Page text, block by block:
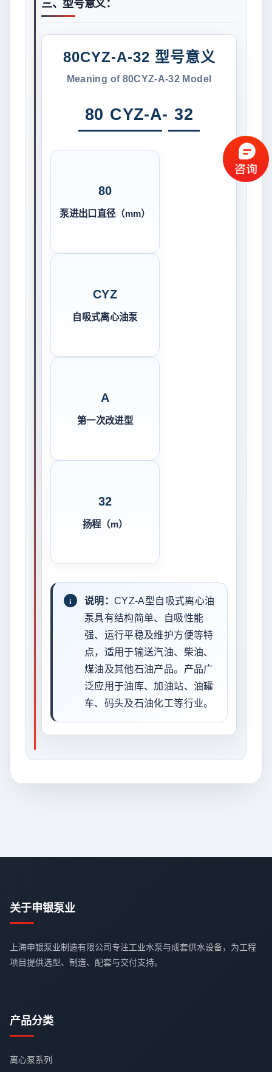
三、型号意义：
80CYZ-A-32 型号意义
Meaning of 80CYZ-A-32 Model
80 CYZ-A- 32
80
泵进出口直径（mm）
CYZ
自吸式离心油泵
A
第一次改进型
32
扬程（m）
说明：CYZ-A型自吸式离心油
泵具有结构简单、自吸性能
强、运行平稳及维护方便等特
点，适用于输送汽油、柴油、
煤油及其他石油产品。产品广
泛应用于油库、加油站、油罐
车、码头及石油化工等行业。
关于申银泵业
上海申银泵业制造有限公司专注工业水泵与成套供水设备，为工程
项目提供选型、制造、配套与交付支持。
产品分类
离心泵系列